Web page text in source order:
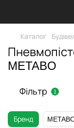
Каталог
METABO
Фільтр 1
Бренд